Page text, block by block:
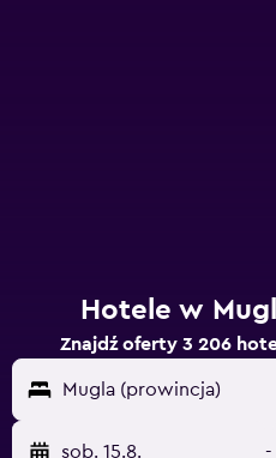
Hotele w
Znajdź oferty 3 206
Mugla (prowincja)
sob. 15.8. -